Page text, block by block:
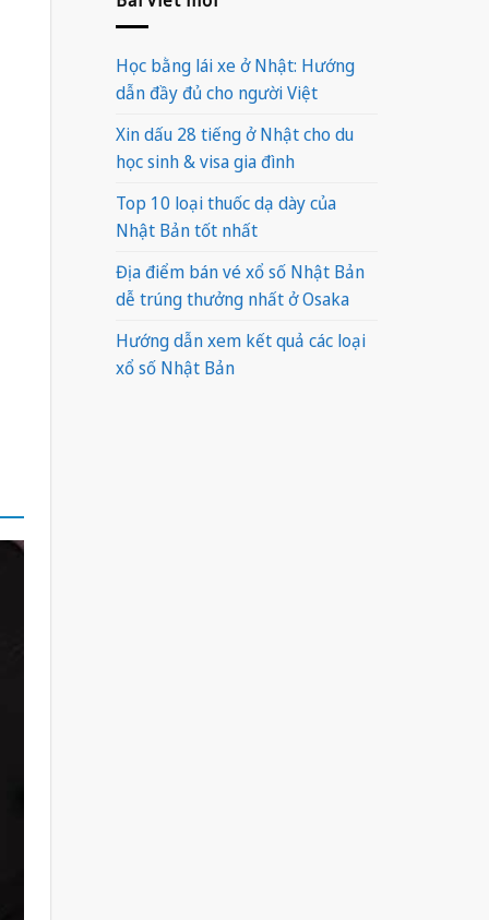
Học bằng lái xe ở Nhật: Hướng
dẫn đầy đủ cho người Việt
Xin dấu 28 tiếng ở Nhật cho du
học sinh & visa gia đình
Top 10 loại thuốc dạ dày của
Nhật Bản tốt nhất
Địa điểm bán vé xổ số Nhật Bản
dễ trúng thưởng nhất ở Osaka
Hướng dẫn xem kết quả các loại
xổ số Nhật Bản